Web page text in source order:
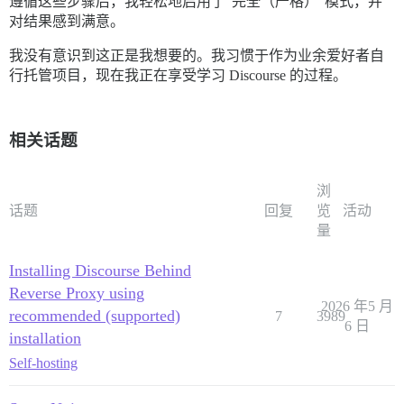
对结果感到满意。
我没有意识到这正是我想要的。我习惯于作为业余爱好者自
行托管项目，现在我正在享受学习 Discourse 的过程。
相关话题
话题 回复
浏
览
量
活动
Installing Discourse Behind
Reverse Proxy using
recommended (supported)
installation
Self-hosting
7 3989
2026 年5 月
6 日